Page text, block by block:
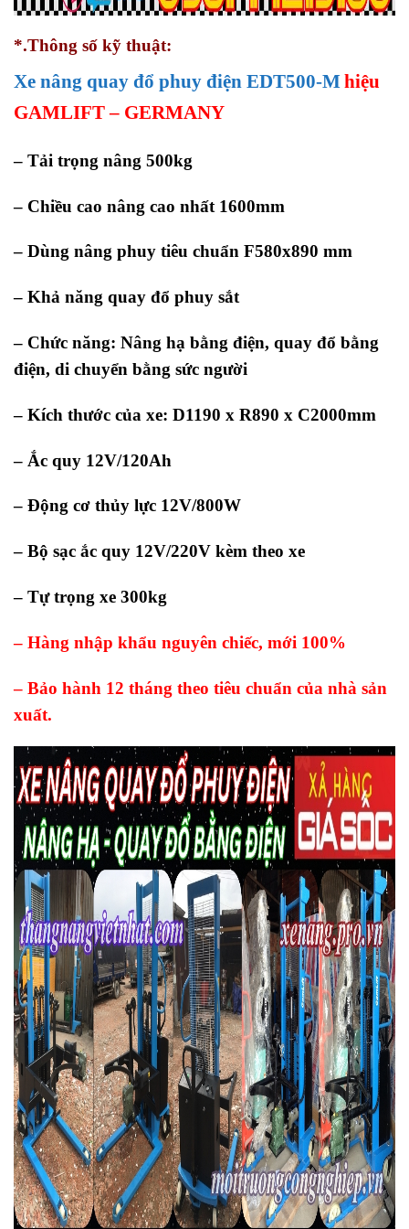
*.Thông số kỹ thuật:
Xe nâng quay đổ phuy điện EDT500-Mhiệu
GAMLIFT – GERMANY
– Tải trọng nâng 500kg
– Chiều cao nâng cao nhất 1600mm
– Dùng nâng phuy tiêu chuẩn F580x890 mm
– Khả năng quay đổ phuy sắt
– Chức năng: Nâng hạ bằng điện, quay đổ bằng
điện, di chuyển bằng sức người
– Kích thước của xe: D1190 x R890 x C2000mm
– Ắc quy 12V/120Ah
– Động cơ thủy lực 12V/800W
– Bộ sạc ắc quy 12V/220V kèm theo xe
– Tự trọng xe 300kg
– Hàng nhập khẩu nguyên chiếc, mới 100%
– Bảo hành 12 tháng theo tiêu chuẩn của nhà sản
xuất.